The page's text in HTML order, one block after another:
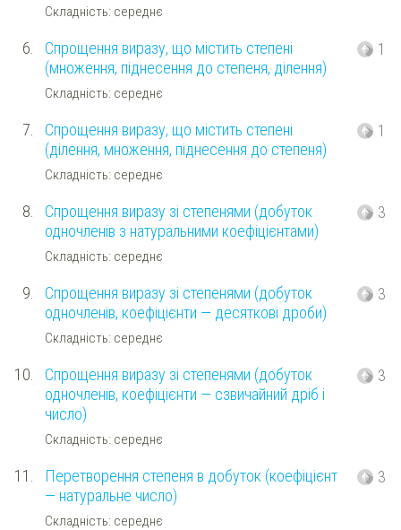
Складність: середнє
6.
Спрощення виразу, що містить степені
(множення, піднесення до степеня, ділення)
Складність: середнє
1
7.
Спрощення виразу, що містить степені
(ділення, множення, піднесення до степеня)
Складність: середнє
1
8.
Спрощення виразу зі степенями (добуток
одночленів з натуральними коефіцієнтами)
Складність: середнє
3
9.
Спрощення виразу зі степенями (добуток
одночленів, коефіцієнти — десяткові дроби)
Складність: середнє
3
10.
Спрощення виразу зі степенями (добуток
одночленів, коефіцієнти — сзвичайний дріб і
число)
Складність: середнє
3
11.
Перетворення степеня в добуток (коефіцієнт
— натуральне число)
Складність: середнє
3